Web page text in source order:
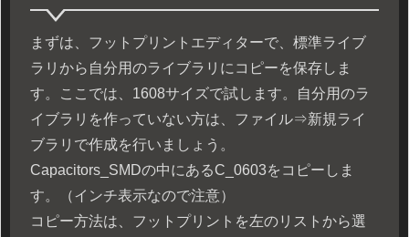
まずは、フットプリントエディターで、標準ライブ
ラリから自分用のライブラリにコピーを保存しま
す。ここでは、1608サイズで試します。自分用のラ
イブラリを作っていない方は、ファイル⇒新規ライ
ブラリで作成を行いましょう。
Capacitors_SMDの中にあるC_0603をコピーしま
す。（インチ表示なので注意）
コピー方法は、フットプリントを左のリストから選